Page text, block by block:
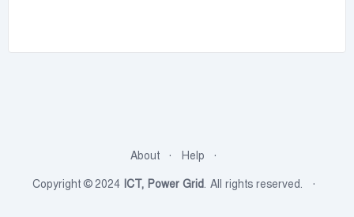
About
Help
Copyright © 2024 ICT, Power Grid. All rights reserved.